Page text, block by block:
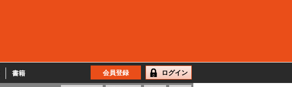
書籍 会員登録 ログイン